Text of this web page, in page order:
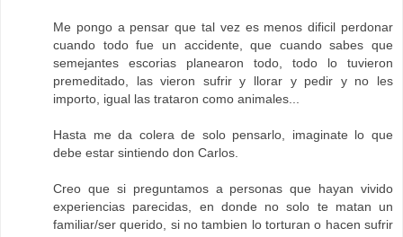
Me pongo a pensar que tal vez es menos dificil perdonar
cuando todo fue un accidente, que cuando sabes que
semejantes escorias planearon todo, todo lo tuvieron
premeditado, las vieron sufrir y llorar y pedir y no les
importo, igual las trataron como animales...
Hasta me da colera de solo pensarlo, imaginate lo que
debe estar sintiendo don Carlos.
Creo que si preguntamos a personas que hayan vivido
experiencias parecidas, en donde no solo te matan un
familiar/ser querido, si no tambien lo torturan o hacen sufrir